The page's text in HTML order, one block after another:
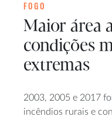
FOGO
Maior área
condições
extremas
2003, 2005 e 2017
incêndios rurais e